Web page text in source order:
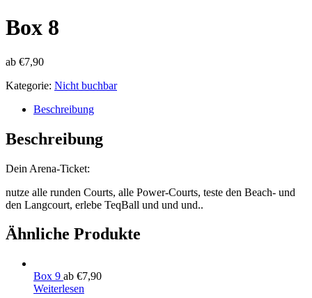
Box 8
ab €7,90
Kategorie: Nicht buchbar
Beschreibung
Beschreibung
Dein Arena-Ticket:
nutze alle runden Courts, alle Power-Courts, teste den Beach- und
den Langcourt, erlebe TeqBall und und und..
Ähnliche Produkte
Box 9 ab €7,90
Weiterlesen